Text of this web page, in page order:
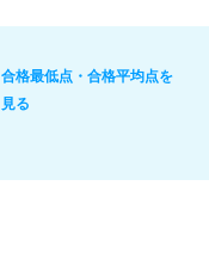
合格最低点・合格平均点を
見る